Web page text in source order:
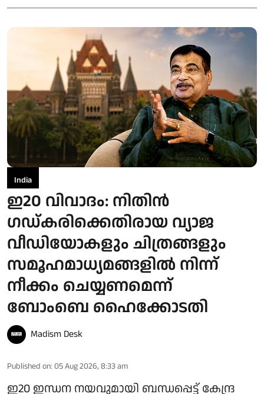
India
ഇ20 വിവാദം: നിതിന്‍
ഗഡ്കരിക്കെതിരായ വ്യാജ
വീഡിയോകളും ചിത്രങ്ങളും
സമൂഹമാധ്യമങ്ങളില്‍ നിന്ന്
നീക്കം ചെയ്യണമെന്ന്
ബോംബെ ഹൈക്കോടതി
Madism Desk
Published on: 05 Aug 2026, 8:33 am
ഇ20 ഇന്ധന നയവുമായി ബന്ധപ്പെട്ട് കേന്ദ്ര